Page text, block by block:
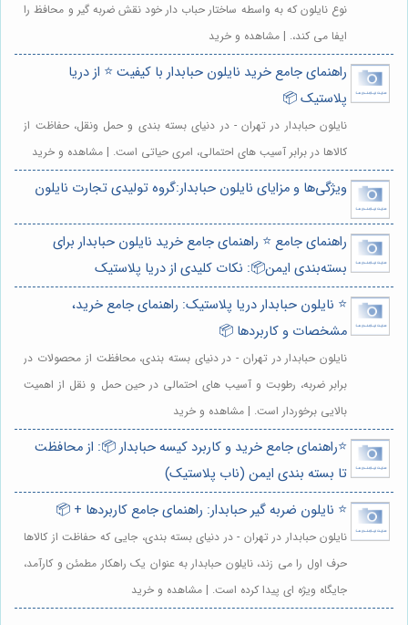
نوع نایلون که به واسطه ساختار حباب دار خود نقش ضربه گیر و محافظ را
ایفا می کند،. | مشاهده و خرید
راهنمای جامع خرید نایلون حبابدار با کیفیت ⭐️ از دریا
پلاستیک 📦
نایلون حبابدار در تهران - در دنیای بسته بندی و حمل ونقل، حفاظت از
کالاها در برابر آسیب های احتمالی، امری حیاتی است. | مشاهده و خرید
ویژگی‌ها و مزایای نایلون حبابدار:گروه تولیدی تجارت نایلون
راهنمای جامع ⭐️ راهنمای جامع خرید نایلون حبابدار برای
بسته‌بندی ایمن📦: نکات کلیدی از دریا پلاستیک
⭐️ نایلون حبابدار دریا پلاستیک: راهنمای جامع خرید،
مشخصات و کاربردها 📦
نایلون حبابدار در تهران - در دنیای بسته بندی، محافظت از محصولات در
برابر ضربه، رطوبت و آسیب های احتمالی در حین حمل و نقل از اهمیت
بالایی برخوردار است. | مشاهده و خرید
⭐️راهنمای جامع خرید و کاربرد کیسه حبابدار 📦: از محافظت
تا بسته بندی ایمن (ناب پلاستیک)
⭐️ نایلون ضربه گیر حبابدار: راهنمای جامع کاربردها + 📦
نایلون حبابدار در تهران - در دنیای بسته بندی، جایی که حفاظت از کالاها
حرف اول را می زند، نایلون حبابدار به عنوان یک راهکار مطمئن و کارآمد،
جایگاه ویژه ای پیدا کرده است. | مشاهده و خرید